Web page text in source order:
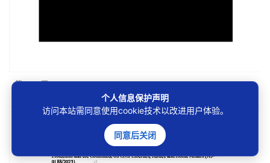
第1/459页
个人信息保护声明
访问本站需同意使用cookie技术以改进用户体验。
同意后关闭